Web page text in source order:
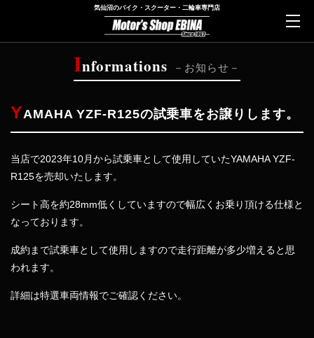
気仙沼のバイク・スクーター・二輪車専門店
Informations お知らせ
YAMAHA YZF-R125の試乗車をお譲りします。
当店で2023年10月から試乗車として使用していたYAMAHA YZF-
R125を売却いたします。
シート高を約28mm低くしていますので幅広くお乗り頂ける仕様と
なっております。
成約まで試乗車として使用しますので走行距離が多少増えると思
われます。
詳細は特選車両情報でご確認ください。